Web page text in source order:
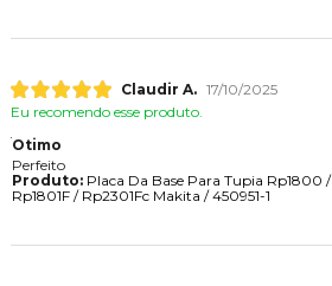
Claudir A. 17/10/2025
Eu recomendo esse produto.
Otimo
Perfeito
Produto:Placa Da Base Para Tupia Rp1800 /
Rp1801F / Rp2301Fc Makita / 450951-1